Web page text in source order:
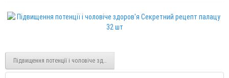
Підвищення потенції і чоловіче здоров'я Німецька вівчарка 10 tabl